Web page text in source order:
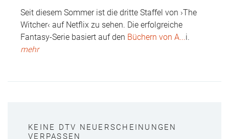
Seit diesem Sommer ist die dritte Staffel von ›The
Witcher‹ auf Netflix zu sehen. Die erfolgreiche
Fantasy-Serie basiert auf den Büchern von A...i.
mehr
KEINE DTV NEUERSCHEINUNGEN
VERPASSEN